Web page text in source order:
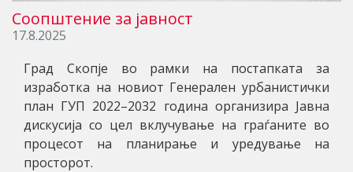
Соопштение за јавност
17.8.2025
Град Скопје во рамки на постапката за
изработка на новиот Генерален урбанистички
план ГУП 2022–2032 година организира Јавна
дискусија со цел вклучување на граѓаните во
процесот на планирање и уредување на
просторот.